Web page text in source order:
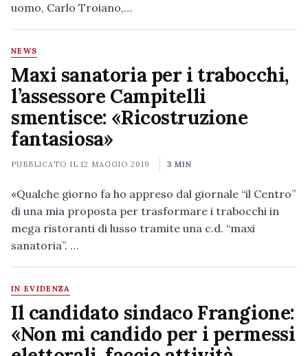
uomo, Carlo Troiano,…
NEWS
Maxi sanatoria per i trabocchi,
l’assessore Campitelli
smentisce: «Ricostruzione
fantasiosa»
PUBBLICATO IL12 MAGGIO 2019 3 MIN
«Qualche giorno fa ho appreso dal giornale “il Centro”
di una mia proposta per trasformare i trabocchi in
mega ristoranti di lusso tramite una c.d. “maxi
sanatoria”. …
IN EVIDENZA
Il candidato sindaco Frangione:
«Non mi candido per i permessi